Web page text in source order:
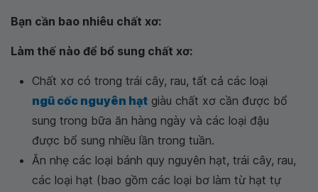
Bạn cần bao nhiêu chất xơ:
Làm thế nào để bổ sung chất xơ:
Chất xơ có trong trái cây, rau, tất cả các loại
ngũ cốc nguyên hạt giàu chất xơ cần được bổ
sung trong bữa ăn hàng ngày và các loại đậu
được bổ sung nhiều lần trong tuần.
Ăn nhẹ các loại bánh quy nguyên hạt, trái cây, rau,
các loại hạt (bao gồm các loại bơ làm từ hạt tự